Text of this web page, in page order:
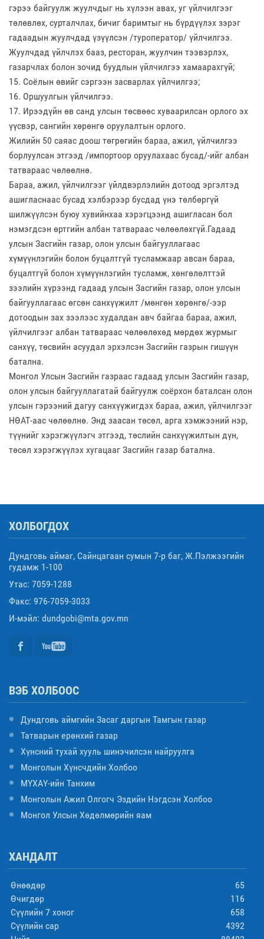
гэрээ байгуулж жуулчдыг нь хүлээн авах, уг үйлчилгээг
төлөвлөх, сурталчлах, бичиг баримтыг нь бүрдүүлэх зэрэг
гадаадын жуулчдад үзүүлсэн /туроператор/ үйлчилгээ.
Жуулчдад үйлчлэх бааз, ресторан, жуулчин тээвэрлэх,
газарчлах болон зочид буудлын үйлчилгээ хамаарахгүй;
15. Соёлын өвийг сэргээн засварлах үйлчилгээ;
16. Оршуулгын үйлчилгээ.
17. Ирээдүйн өв санд улсын төсвөөс хуваарилсан орлого эх
үүсвэр, сангийн хөрөнгө оруулалтын орлого.
Жилийн 50 саяас доош төгрөгийн бараа, ажил, үйлчилгээ
борлуулсан этгээд /импортоор оруулахаас бусад/-ийг албан
татвараас чөлөөлнө.
Бараа, ажил, үйлчилгээг үйлдвэрлэлийн дотоод эргэлтэд
ашигласнаас бусад хэлбэрээр бусдад үнэ төлбөргүй
шилжүүлсэн буюу хувийнхаа хэрэгцээнд ашигласан бол
нэмэгдсэн өртгийн албан татвараас чөлөөлөхгүй.Гадаад
улсын Засгийн газар, олон улсын байгууллагаас
хүмүүнлэгийн болон буцалтгүй тусламжаар авсан бараа,
буцалтгүй болон хүмүүнлэгийн тусламж, хөнгөлөлттэй
зээлийн хүрээнд гадаад улсын Засгийн газар, олон улсын
байгууллагаас өгсөн санхүүжилт /мөнгөн хөрөнгө/-ээр
дотоодын зах зээлээс худалдан авч байгаа бараа, ажил,
үйлчилгээг албан татвараас чөлөөлөхөд мөрдөх журмыг
санхүү, төсвийн асуудал эрхэлсэн Засгийн газрын гишүүн
батална.
Монгол Улсын Засгийн газраас гадаад улсын Засгийн газар,
олон улсын байгууллагатай байгуулж соёрхон баталсан олон
улсын гэрээний дагуу санхүүжигдэх бараа, ажил, үйлчилгээг
НӨАТ-аас чөлөөлнө. Энд заасан төсөл, арга хэмжээний нэр,
түүнийг хэрэгжүүлэгч этгээд, төслийн санхүүжилтын дүн,
төсөл хэрэгжүүлэх хугацааг Засгийн газар батална.
ХОЛБОГДОХ
Дундговь аймаг, Сайнцагаан сумын 7-р баг, Ж.Пэлжээгийн
гудамж 1-100
Утас: 7059-1288
Факс: 976-7059-3033
И-мэйл: dundgobi@mta.gov.mn
ВЭБ ХОЛБООС
Дундговь аймгийн Засаг даргын Тамгын газар
Татварын ерөнхий газар
Хүнсний тухай хууль шинэчилсэн найруулга
Монголын Хүнсчдийн Холбоо
МҮХАҮ-ийн Танхим
Монголын Ажил Олгогч Эздийн Нэгдсэн Холбоо
Монгол Улсын Хөдөлмөрийн яам
ХАНДАЛТ
Өнөөдөр
65
Өчигдөр
116
Сүүлийн 7 хоног
658
Сүүлийн сар
4392